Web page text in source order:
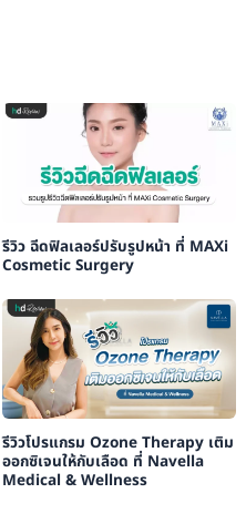
รีวิว ฉีดฟิลเลอร์ปรับรูปหน้า ที่ MAXi
Cosmetic Surgery
รีวิวโปรแกรม Ozone Therapy เติม
ออกซิเจนให้กับเลือด ที่ Navella
Medical & Wellness